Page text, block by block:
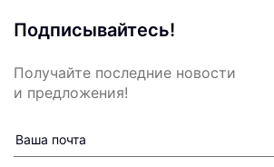
Подписывайтесь!
Получайте последние новости
и предложения!